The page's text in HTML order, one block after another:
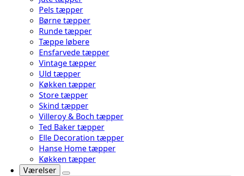
Pels tæpper
Børne tæpper
Runde tæpper
Tæppe løbere
Ensfarvede tæpper
Vintage tæpper
Uld tæpper
Køkken tæpper
Store tæpper
Skind tæpper
Villeroy & Boch tæpper
Ted Baker tæpper
Elle Decoration tæpper
Hanse Home tæpper
Køkken tæpper
Værelser